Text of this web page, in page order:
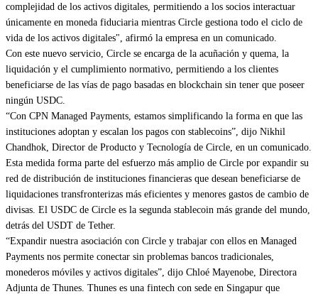
complejidad de los activos digitales, permitiendo a los socios interactuar
únicamente en moneda fiduciaria mientras Circle gestiona todo el ciclo de
vida de los activos digitales", afirmó la empresa en un comunicado.
Con este nuevo servicio, Circle se encarga de la acuñación y quema, la
liquidación y el cumplimiento normativo, permitiendo a los clientes
beneficiarse de las vías de pago basadas en blockchain sin tener que poseer
ningún USDC.
“Con CPN Managed Payments, estamos simplificando la forma en que las
instituciones adoptan y escalan los pagos con stablecoins”, dijo Nikhil
Chandhok, Director de Producto y Tecnología de Circle, en un comunicado.
Esta medida forma parte del esfuerzo más amplio de Circle por expandir su
red de distribución de instituciones financieras que desean beneficiarse de
liquidaciones transfronterizas más eficientes y menores gastos de cambio de
divisas. El USDC de Circle es la segunda stablecoin más grande del mundo,
detrás del USDT de Tether.
“Expandir nuestra asociación con Circle y trabajar con ellos en Managed
Payments nos permite conectar sin problemas bancos tradicionales,
monederos móviles y activos digitales”, dijo Chloé Mayenobe, Directora
Adjunta de Thunes. Thunes es una fintech con sede en Singapur que